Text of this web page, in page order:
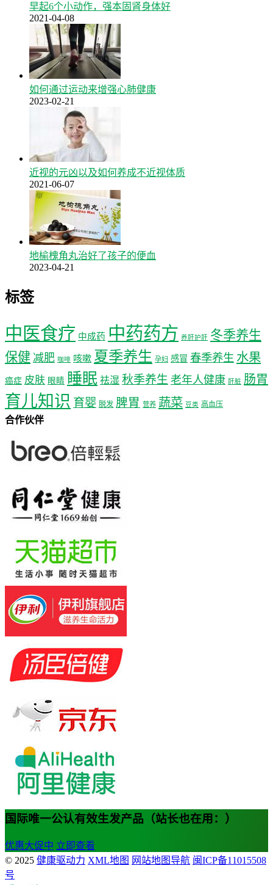
早起6个小动作，强本固肾身体好
2021-04-08
如何通过运动来增强心肺健康
2023-02-21
近视的元凶以及如何养成不近视体质
2021-06-07
地榆槐角丸治好了孩子的便血
2023-04-21
标签
中医食疗 中成药 中药药方 养肝护肝 冬季养生
保健 减肥 咖啡 咳嗽 夏季养生 孕妇 感冒 春季养生 水果
癌症 皮肤 眼睛 睡眠 祛湿 秋季养生 老年人健康 肝脏 肠胃
育儿知识 育婴 脱发 脾胃 营养 蔬菜 豆类 高血压
合作伙伴
国际唯一公认有效生发产品（站长也在用：）
优惠大促中 立即查看
© 2025 健康驱动力 XML地图 网站地图导航 闽ICP备11015508
号